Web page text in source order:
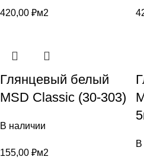
420,00 ₽м2
Глянцевый белый
MSD Classic (30-303)
В наличии
155,00 ₽м2
В